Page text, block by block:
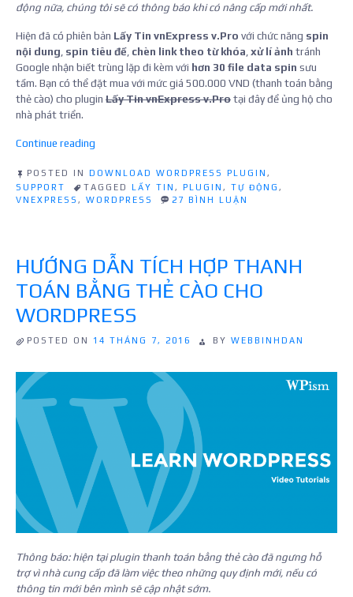
động nữa, chúng tôi sẽ có thông báo khi có nâng cấp mới nhất.
Hiện đã có phiên bản Lấy Tin vnExpress v.Pro với chức năng spin
nội dung, spin tiêu đề, chèn link theo từ khóa,xử lí ảnh tránh
Google nhận biết trùng lặp đi kèm với hơn 30 file data spin sưu
tầm. Bạn có thể đặt mua với mức giá 500.000 VND (thanh toán bằng
thẻ cào) cho plugin Lấy Tin vnExpress v.Protại đây để ủng hộ cho
nhà phát triển.
Continue reading
tin
tự
động
cho
WordPress”
POSTED IN DOWNLOAD WORDPRESS PLUGIN ,
SUPPORT
TAGGED LẤY TIN , PLUGIN , TỰ ĐỘNG ,
VNEXPRESS , WORDPRESS 27 BÌNH LUẬN
ĐỘNG
TỪ
VNEXPRESS
CHO
HƯỚNG DẪN TÍCH HỢP THANH
TOÁN BẰNG THẺ CÀO CHO
WORDPRESS
POSTED ON 14 THÁNG 7, 2016 BY WEBBINHDAN
Thông báo: hiện tại plugin thanh toán bằng thẻ cào đã ngưng hỗ
trợ vì nhà cung cấp đã làm việc theo những quy định mới, nếu có
thông tin mới bên mình sẽ cập nhật sớm.